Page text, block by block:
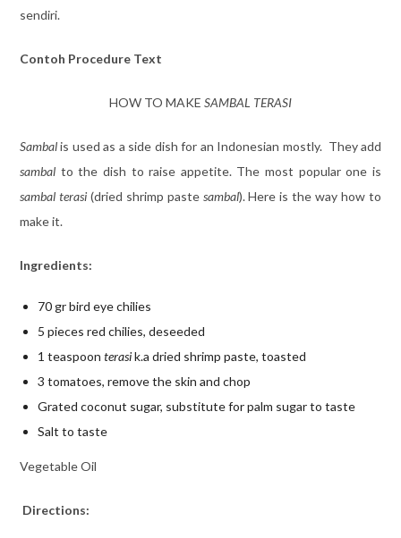
sendiri.
Contoh Procedure Text
HOW TO MAKE SAMBAL TERASI
Sambalis used as a side dish for an Indonesian mostly. They add
sambalto the dish to raise appetite. The most popular one is
sambal terasi(dried shrimp paste sambal). Here is the way how to
make it.
Ingredients:
70 gr bird eye chilies
5 pieces red chilies, deseeded
1 teaspoon terasik.a dried shrimp paste, toasted
3 tomatoes, remove the skin and chop
Grated coconut sugar, substitute for palm sugar to taste
Salt to taste
Vegetable Oil
Directions: